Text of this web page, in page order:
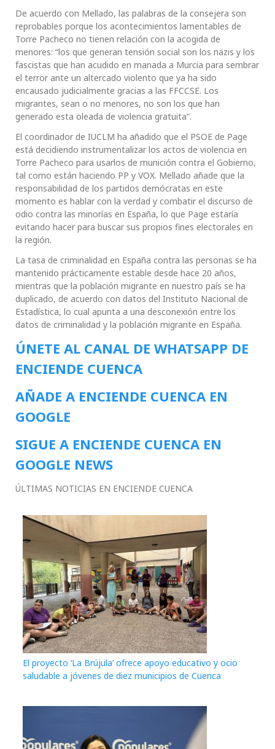
De acuerdo con Mellado, las palabras de la consejera son
reprobables porque los acontecimientos lamentables de
Torre Pacheco no tienen relación con la acogida de
menores: “los que generan tensión social son los nazis y los
fascistas que han acudido en manada a Murcia para sembrar
el terror ante un altercado violento que ya ha sido
encausado judicialmente gracias a las FFCCSE. Los
migrantes, sean o no menores, no son los que han
generado esta oleada de violencia gratuita”.
El coordinador de IUCLM ha añadido que el PSOE de Page
está decidiendo instrumentalizar los actos de violencia en
Torre Pacheco para usarlos de munición contra el Gobierno,
tal como están haciendo PP y VOX. Mellado añade que la
responsabilidad de los partidos demócratas en este
momento es hablar con la verdad y combatir el discurso de
odio contra las minorías en España, lo que Page estaría
evitando hacer para buscar sus propios fines electorales en
la región.
La tasa de criminalidad en España contra las personas se ha
mantenido prácticamente estable desde hace 20 años,
mientras que la población migrante en nuestro país se ha
duplicado, de acuerdo con datos del Instituto Nacional de
Estadística, lo cual apunta a una desconexión entre los
datos de criminalidad y la población migrante en España.
ÚNETE AL CANAL DE WHATSAPP DE
ENCIENDE CUENCA
AÑADE A ENCIENDE CUENCA EN
GOOGLE
SIGUE A ENCIENDE CUENCA EN
GOOGLE NEWS
ÚLTIMAS NOTICIAS EN ENCIENDE CUENCA
El proyecto ‘La Brújula’ ofrece apoyo educativo y ocio
saludable a jóvenes de diez municipios de Cuenca